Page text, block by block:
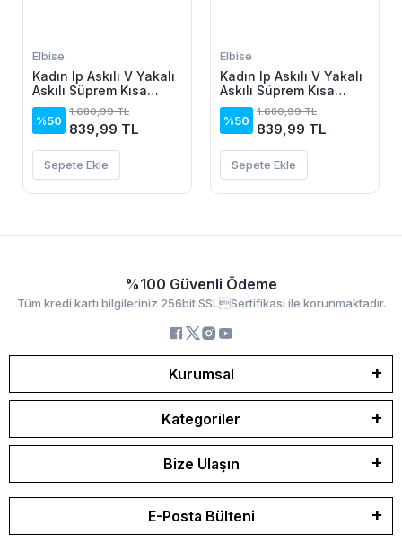
Elbise
Kadın Ip Askılı V Yakalı
Askılı Süprem Kısa
Elbise
%50
1.680,99 TL
839,99 TL
Sepete Ekle
Elbise
Kadın Ip Askılı V Yakalı
Askılı Süprem Kısa
Elbise
%50
1.680,99 TL
839,99 TL
Sepete Ekle
%100 Güvenli Ödeme
Tüm kredi kartı bilgileriniz 256bit SSLSertifikası ile korunmaktadır.
Kurumsal
Kategoriler
Bize Ulaşın
E-Posta Bülteni